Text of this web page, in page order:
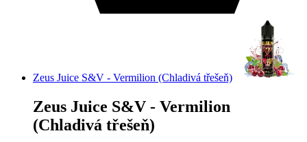
Zeus Juice S&V - Vermilion (Chladivá třešeň)
Zeus Juice S&V - Vermilion
(Chladivá třešeň)